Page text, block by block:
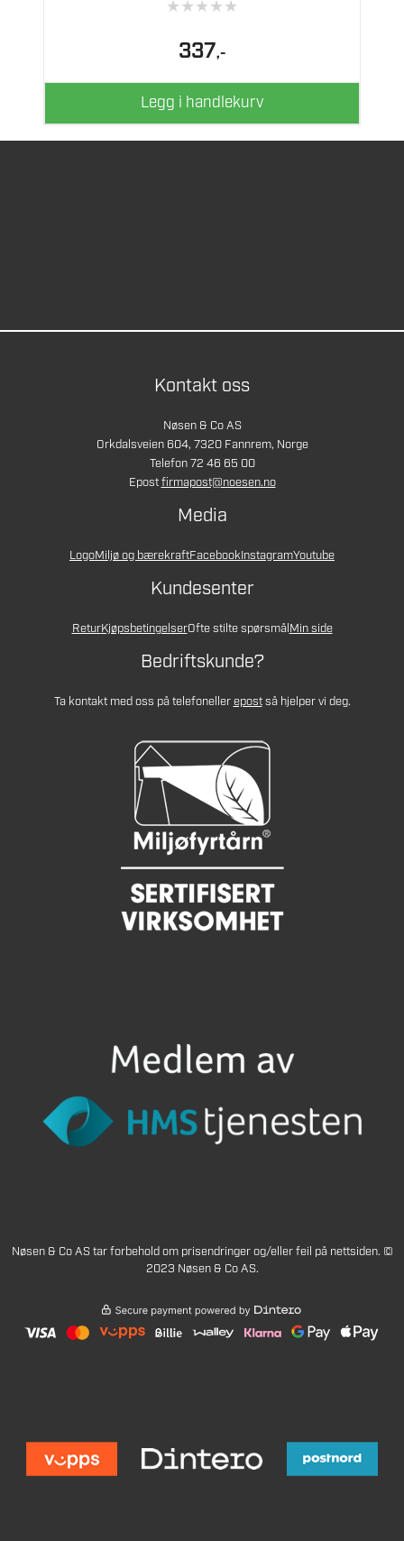
★★★★★
337,-
Legg i handlekurv
Kontakt oss
Nøsen & Co AS
Orkdalsveien 604, 7320 Fannrem, Norge
Telefon 72 46 65 00
Epostfirmapost@noesen.no
Media
LogoMiljø og bærekraftFacebookInstagramYoutube
Kundesenter
ReturKjøpsbetingelserOfte stilte spørsmålMin side
Bedriftskunde?
Ta kontakt med oss på telefonellerepostså hjelper vi deg.
Nøsen & Co AS tar forbehold om prisendringer og/eller feil på nettsiden. ©
2023 Nøsen & Co AS.